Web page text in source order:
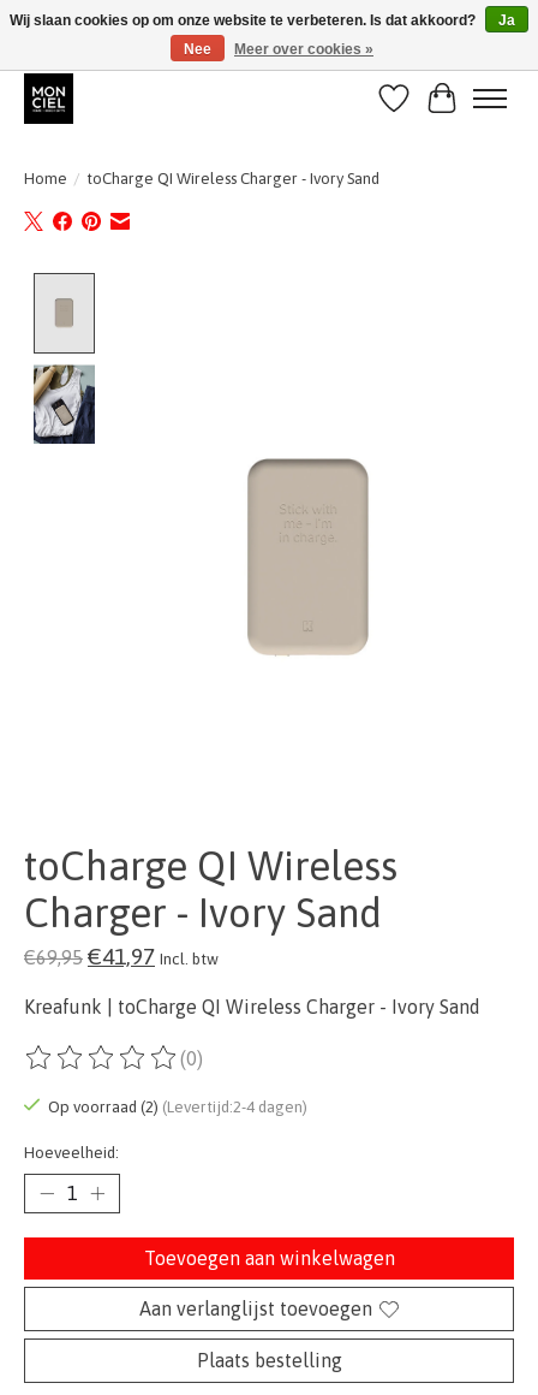
BE + NL : GRATIS VERZENDING van 31/07 t;e.m. 17/8
Verlanglijst
Home / toCharge QI Wireless Charger - Ivory Sand
toCharge QI Wireless
Charger - Ivory Sand
€69,95 €41,97 Incl. btw
Kreafunk | toCharge QI Wireless Charger - Ivory Sand
De beoordeling van dit product is
(0)
Op voorraad (2) (Levertijd:2-4 dagen)
Hoeveelheid:
Toevoegen aan winkelwagen
Aan verlanglijst toevoegen
Plaats bestelling
Wij slaan cookies op om onze website te verbeteren. Is dat akkoord?
Ja
Nee
Meer over cookies »